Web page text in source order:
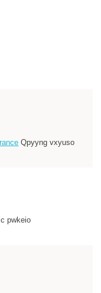
Qpyyng vxyuso
pwkeio